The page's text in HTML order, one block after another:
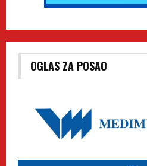
OGLAS ZA POSAO